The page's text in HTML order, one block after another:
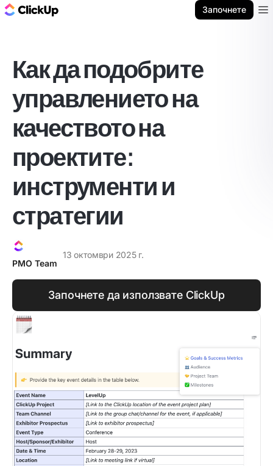
Започнете
Как да подобрите
управлението на
качеството на
проектите:
инструменти и
стратегии
PMO Team
13 октомври 2025 г.
Започнете да използвате ClickUp